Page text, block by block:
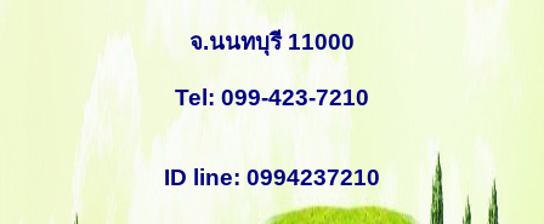
จ.นนทบุรี 11000
Tel: 099-423-7210
ID line: 0994237210